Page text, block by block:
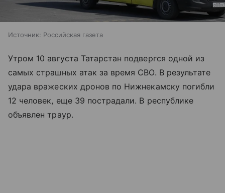
Источник: Российская газета
Утром 10 августа Татарстан подвергся одной из
самых страшных атак за время СВО. В результате
удара вражеских дронов по Нижнекамску погибли
12 человек, еще 39 пострадали. В республике
объявлен траур.